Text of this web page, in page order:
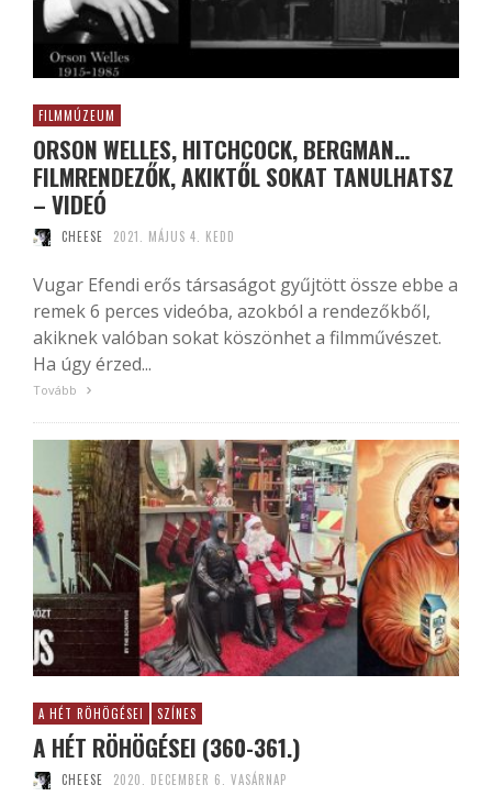
FILMMÚZEUM
ORSON WELLES, HITCHCOCK, BERGMAN…
FILMRENDEZŐK, AKIKTŐL SOKAT TANULHATSZ
– VIDEÓ
CHEESE 2021. MÁJUS 4. KEDD
Vugar Efendi erős társaságot gyűjtött össze ebbe a
remek 6 perces videóba, azokból a rendezőkből,
akiknek valóban sokat köszönhet a filmművészet.
Ha úgy érzed...
Tovább
A HÉT RÖHÖGÉSEI SZÍNES
A HÉT RÖHÖGÉSEI (360-361.)
CHEESE 2020. DECEMBER 6. VASÁRNAP